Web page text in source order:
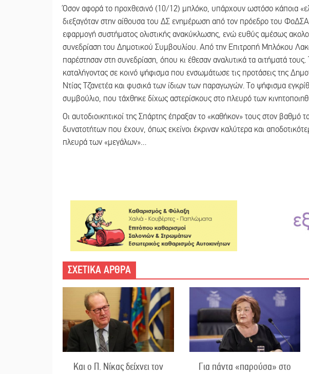
Όσον αφορά το προχθεσινό (10/12) μπλόκο, υπάρχουν ωστόσο κάποια
διεξαγόταν στην αίθουσα του ΔΣ ενημέρωση από τον πρόεδρο του
εφαρμογή συστήματος ολιστικής ανακύκλωσης, ενώ ευθύς αμέσως
συνεδρίαση του Δημοτικού Συμβουλίου. Από την Επιτροπή Μπλόκου
παρέστησαν στη συνεδρίαση, όπου κι έθεσαν αναλυτικά τα αιτήματά
καταλήγοντας σε κοινό ψήφισμα που ενσωμάτωσε τις προτάσεις της
Ντίας Τζανετέα και φυσικά των ίδιων των παραγωγών. Το ψήφισμα
συμβούλιο, που τάχθηκε δίχως αστερίσκους στο πλευρό των
Οι αυτοδιοικητικοί της Σπάρτης έπραξαν το «καθήκον» τους στον βαθμό
δυνατοτήτων που έχουν, όπως εκείνοι έκριναν καλύτερα και
πλευρά των «μεγάλων»…
ΣΧΕΤΙΚΑ ΑΡΘΡΑ
Και ο Π. Νίκας δείχνει τον
Για πάντα «παρούσα» στο